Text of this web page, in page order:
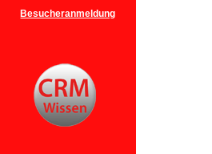
Besucheranmeldung